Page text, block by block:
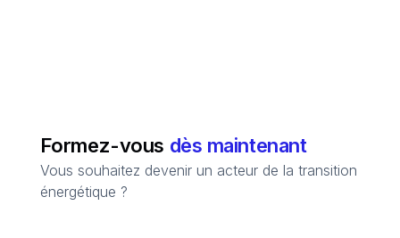
Formez-vous dès maintenant
Vous souhaitez devenir un acteur de la transition
énergétique ?